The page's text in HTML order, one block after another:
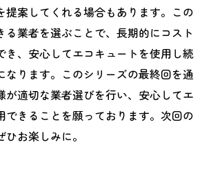
提案してくれる場合もあります。この
る業者を選ぶことで、長期的にコスト
き、安心してエコキュートを使用し続
なります。このシリーズの最終回を通
が適切な業者選びを行い、安心してエ
できることを願っております。次回の
お楽しみに。